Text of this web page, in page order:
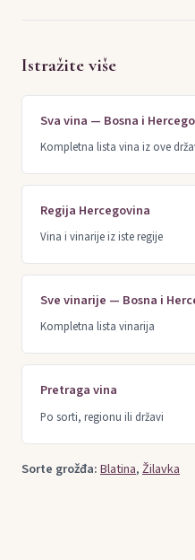
Istražite više
Sva vina — Bosna i
Kompletna lista vina iz ove
Regija Hercegovina
Vina i vinarije iz iste regije
Sve vinarije — Bosna i
Kompletna lista vinarija
Pretraga vina
Po sorti, regionu ili državi
Sorte grožđa:Blatina,Žilavka